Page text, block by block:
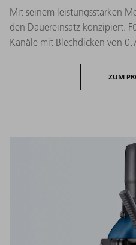
Mit seinem leistungsstarken
den Dauereinsatz konzipiert.
Kanäle mit Blechdicken von
ZUM